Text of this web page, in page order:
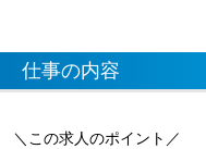
仕事の内容
＼この求人のポイント／